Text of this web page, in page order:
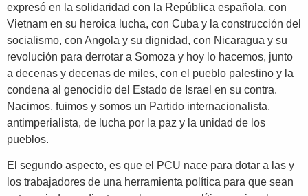
expresó en la solidaridad con la República española, con
Vietnam en su heroica lucha, con Cuba y la construcción del
socialismo, con Angola y su dignidad, con Nicaragua y su
revolución para derrotar a Somoza y hoy lo hacemos, junto
a decenas y decenas de miles, con el pueblo palestino y la
condena al genocidio del Estado de Israel en su contra.
Nacimos, fuimos y somos un Partido internacionalista,
antimperialista, de lucha por la paz y la unidad de los
pueblos.
El segundo aspecto, es que el PCU nace para dotar a las y
los trabajadores de una herramienta política para que sean